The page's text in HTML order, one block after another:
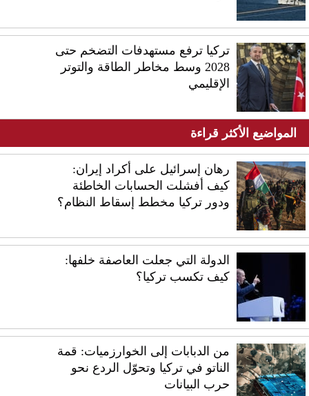
تركيا ترفع مستهدفات التضخم حتى
2028 وسط مخاطر الطاقة والتوتر
الإقليمي
المواضيع الأكثر قراءة
رهان إسرائيل على أكراد إيران:
كيف أفشلت الحسابات الخاطئة
ودور تركيا مخطط إسقاط النظام؟
الدولة التي جعلت العاصفة خلفها:
كيف تكسب تركيا؟
من الدبابات إلى الخوارزميات: قمة
الناتو في تركيا وتحوّل الردع نحو
حرب البيانات